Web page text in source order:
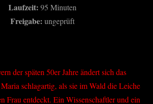
Laufzeit: 95 Minuten
Freigabe: ungeprüft
der späten 50er Jahre ändert sich das
schlagartig, als sie im Wald die Leiche
Frau entdeckt. Ein Wissenschaftler und ein